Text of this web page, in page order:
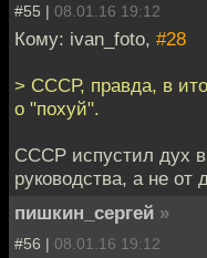
#55 | 08.01.16 19:12
Кому: ivan_foto, #28
> СССР, правда, в
о "похуй".
СССР испустил дух в
руководства, а не от
пишкин_сергей »
#56 | 08.01.16 19:12